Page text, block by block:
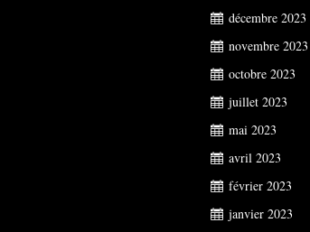
décembre 2023
novembre 2023
octobre 2023
juillet 2023
mai 2023
avril 2023
février 2023
janvier 2023